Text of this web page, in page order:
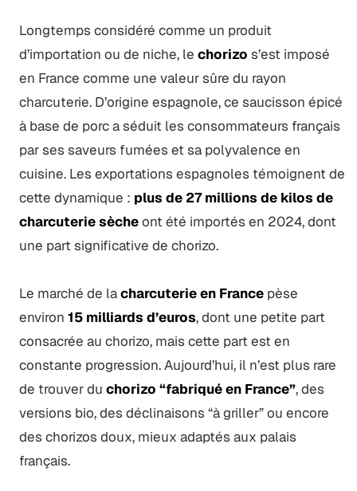
Longtemps considéré comme un produit
d’importation ou de niche, le chorizo s’est imposé
en France comme une valeur sûre du rayon
charcuterie. D’origine espagnole, ce saucisson épicé
à base de porc a séduit les consommateurs français
par ses saveurs fumées et sa polyvalence en
cuisine. Les exportations espagnoles témoignent de
cette dynamique : plus de 27 millions de kilos de
charcuterie sècheont été importés en 2024, dont
une part significative de chorizo.
Le marché de lacharcuterie en Francepèse
environ 15 milliards d’euros, dont une petite part
consacrée au chorizo, mais cette part est en
constante progression. Aujourd’hui, il n’est plus rare
de trouver du chorizo “fabriqué en France”, des
versions bio, des déclinaisons “à griller” ou encore
des chorizos doux, mieux adaptés aux palais
français.